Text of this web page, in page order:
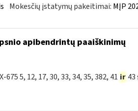
Mokesčių įstatymų pakeitimai: MĮP
apibendrintų paaiškinimų
5, 12, 17, 30, 33, 34, 35, 382, 41 ir